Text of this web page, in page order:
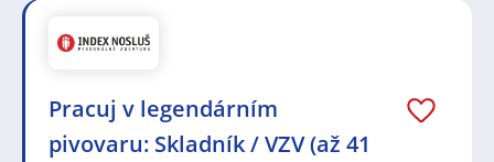
Pracuj v legendárním
pivovaru: Skladník / VZV (až 41